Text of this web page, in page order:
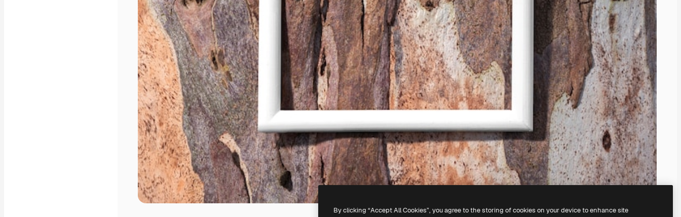
By clicking “Accept All Cookies”, you agree to the storing of cookies on your device to enhance site